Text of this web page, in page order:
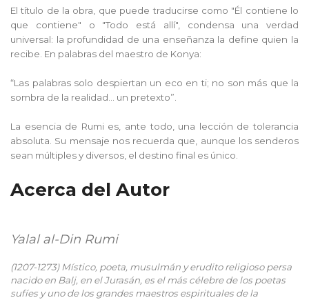
El título de la obra, que puede traducirse como "Él contiene lo
que contiene" o "Todo está allí", condensa una verdad
universal: la profundidad de una enseñanza la define quien la
recibe. En palabras del maestro de Konya:
“Las palabras solo despiertan un eco en ti; no son más que la
sombra de la realidad... un pretexto”.
La esencia de Rumi es, ante todo, una lección de tolerancia
absoluta. Su mensaje nos recuerda que, aunque los senderos
sean múltiples y diversos, el destino final es único.
Acerca del Autor
Yalal al-Din Rumi
(1207-1273) Místico, poeta, musulmán y erudito religioso persa
nacido en Balj, en el Jurasán, es el más célebre de los poetas
sufíes y uno de los grandes maestros espirituales de la